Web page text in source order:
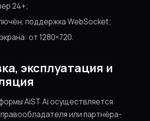
24+;
поддержка WebSocket;
от 1280×720.
эксплуатация и
AiST Ai осуществляется
или партнёра-